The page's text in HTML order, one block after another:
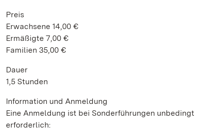
Preis
Erwachsene 14,00 €
Ermäßigte 7,00 €
Familien 35,00 €
Dauer
1,5 Stunden
Information und Anmeldung
Eine Anmeldung ist bei Sonderführungen unbedingt
erforderlich: